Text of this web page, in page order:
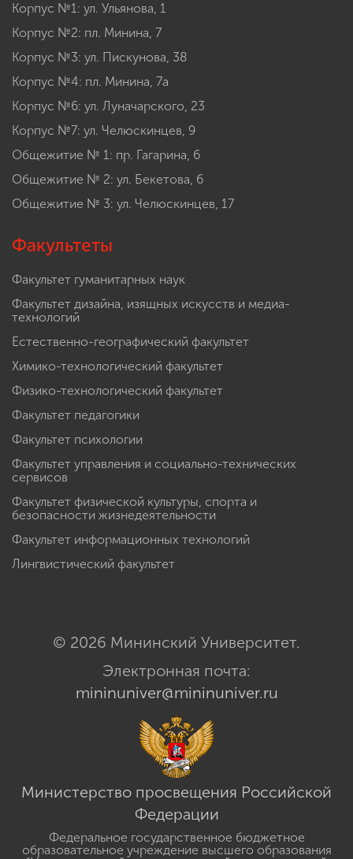
Корпус №1: ул. Ульянова, 1
Корпус №2: пл. Минина, 7
Корпус №3: ул. Пискунова, 38
Корпус №4: пл. Минина, 7а
Корпус №6: ул. Луначарского, 23
Корпус №7: ул. Челюскинцев, 9
Общежитие № 1: пр. Гагарина, 6
Общежитие № 2: ул. Бекетова, 6
Общежитие № 3: ул. Челюскинцев, 17
Факультеты
Факультет гуманитарных наук
Факультет дизайна, изящных искусств и медиа-
технологий
Естественно-географический факультет
Химико-технологический факультет
Физико-технологический факультет
Факультет педагогики
Факультет психологии
Факультет управления и социально-технических
сервисов
Факультет физической культуры, спорта и
безопасности жизнедеятельности
Факультет информационных технологий
Лингвистический факультет
© 2026 Мининский Университет.
Электронная почта:
mininuniver@mininuniver.ru
Министерство просвещения Российской
Федерации
Федеральное государственное бюджетное
образовательное учреждение высшего образования